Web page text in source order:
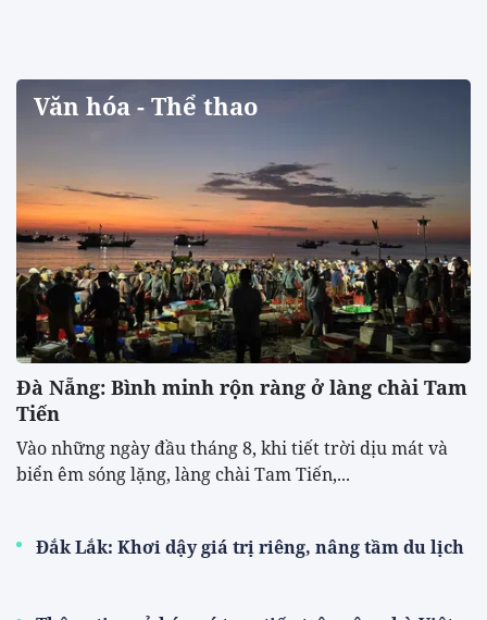
Văn hóa - Thể thao
Đà Nẵng: Bình minh rộn ràng ở làng chài Tam
Tiến
Vào những ngày đầu tháng 8, khi tiết trời dịu mát và
biển êm sóng lặng, làng chài Tam Tiến,...
Đắk Lắk: Khơi dậy giá trị riêng, nâng tầm du lịch